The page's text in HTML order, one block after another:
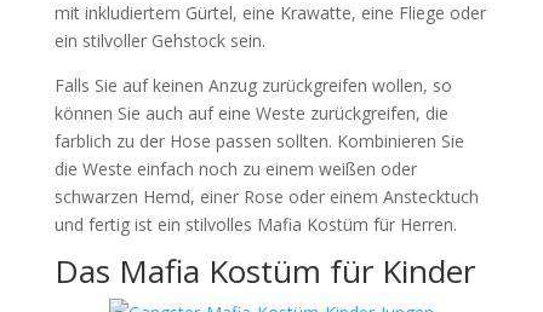
mit inkludiertem Gürtel, eine Krawatte, eine Fliege oder
ein stilvoller Gehstock sein.
Falls Sie auf keinen Anzug zurückgreifen wollen, so
können Sie auch auf eine Weste zurückgreifen, die
farblich zu der Hose passen sollten. Kombinieren Sie
die Weste einfach noch zu einem weißen oder
schwarzen Hemd, einer Rose oder einem Anstecktuch
und fertig ist ein stilvolles Mafia Kostüm für Herren.
Das Mafia Kostüm für Kinder